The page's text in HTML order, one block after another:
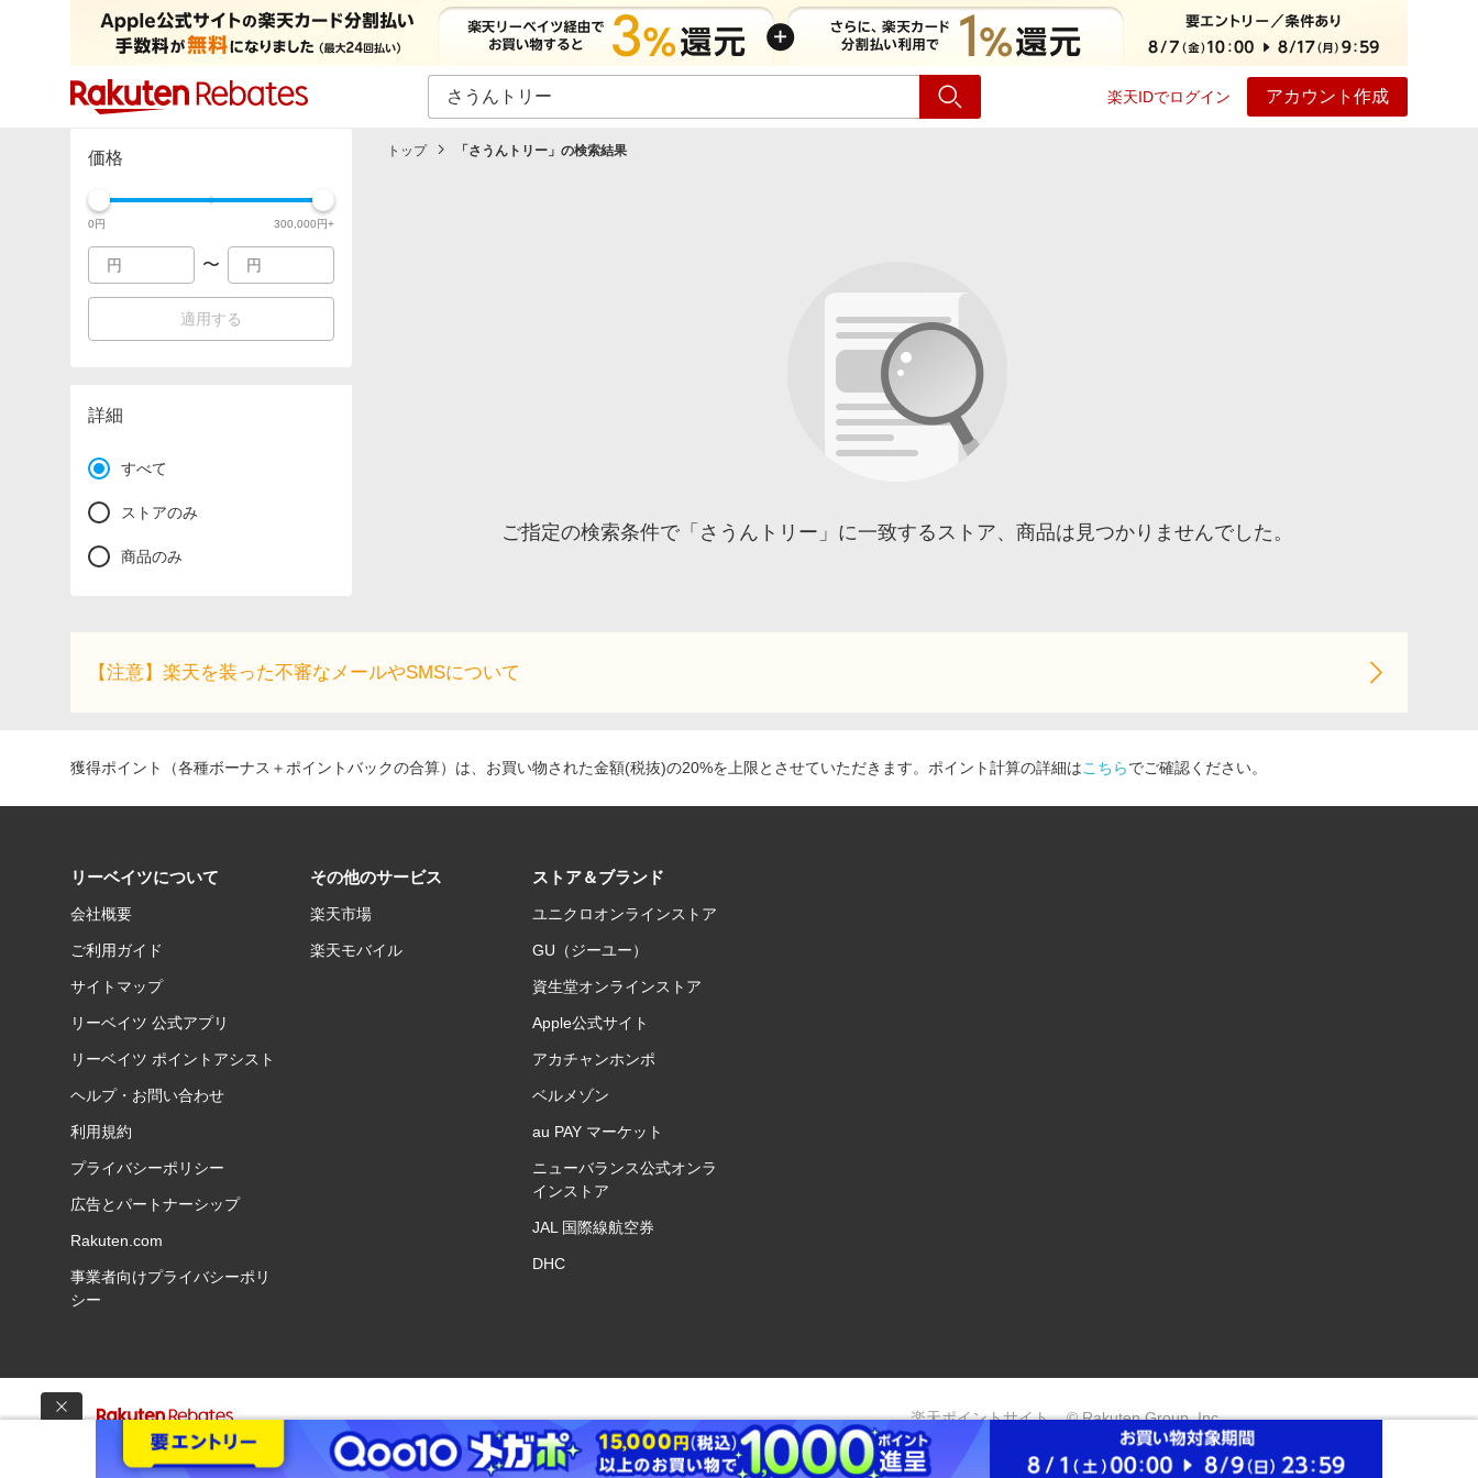
楽天IDでログイン アカウント作成
カテゴリー一覧 イベント一覧 ショッピング
価格
0円 300,000円+
〜
適用する
詳細
すべて
ストアのみ
商品のみ
トップ 「 さうんトリー 」の検索結果
ご指定の検索条件で「さうんトリー」に一致するストア、商品は見つかりませんでした。
【注意】楽天を装った不審なメールやSMSについて
獲得ポイント（各種ボーナス＋ポイントバックの合算）は、お買い物された金額(税抜)の20%を上限とさせていただきます。ポイント計算の詳細はこちらでご確認ください。
リーベイツについて
会社概要
ご利用ガイド
サイトマップ
リーベイツ 公式アプリ
リーベイツ ポイントアシスト
ヘルプ・お問い合わせ
利用規約
プライバシーポリシー
広告とパートナーシップ
Rakuten.com
事業者向けプライバシーポリ
シー
その他のサービス
楽天市場
楽天モバイル
ストア＆ブランド
ユニクロオンラインストア
GU（ジーユー）
資生堂オンラインストア
Apple公式サイト
アカチャンホンポ
ベルメゾン
au PAY マーケット
ニューバランス公式オンラ
インストア
JAL 国際線航空券
DHC
楽天ポイントサイト © Rakuten Group, Inc.